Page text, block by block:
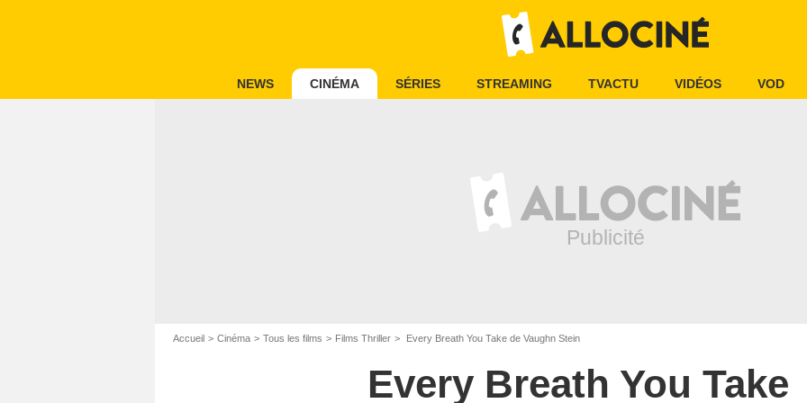
NEWS CINÉMA SÉRIES STREAMING TVACTU VIDÉOS VOD
Accueil Cinéma Tous les films Films Thriller Every Breath You Take de Vaughn Stein
Every Breath You Take